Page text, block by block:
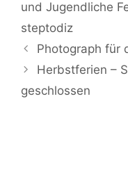
und Jugendliche
steptodiz
Photograph für
Herbstferien –
geschlossen